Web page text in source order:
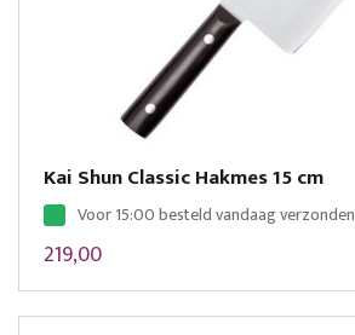
Kai Shun Classic Hakmes 15 cm
Voor 15:00 besteld vandaag verzonden
219,00